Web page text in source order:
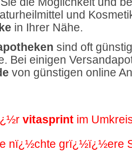
und
in Ihrer Nähe.
sind oft
Bei einigen
von günstigen online
vitasprint im
nï¿½chte grï¿½ï¿½ere